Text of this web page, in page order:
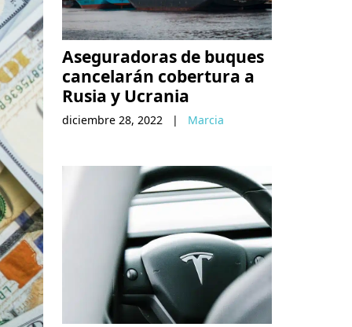
Aseguradoras de buques
cancelarán cobertura a
Rusia y Ucrania
diciembre 28, 2022 | Marcia